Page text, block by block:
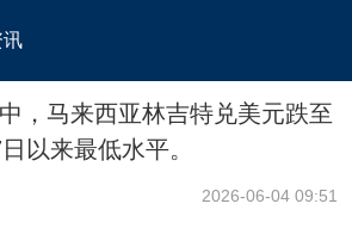
讯
，马来西亚林吉特兑美元跌至
以来最低水平。
2026-06-04 09:51